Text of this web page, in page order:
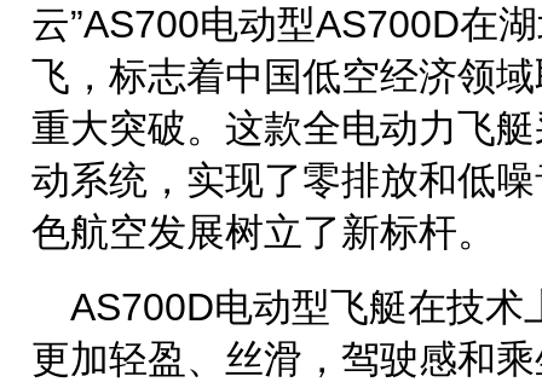
云”AS700电动型AS700D在
飞，标志着中国低空经济领
重大突破。这款全电动力飞
动系统，实现了零排放和低
色航空发展树立了新标杆。
AS700D电动型飞艇在技
更加轻盈、丝滑，驾驶感和